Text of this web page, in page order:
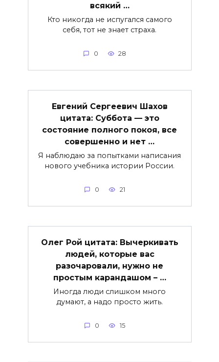
всякий …
Кто никогда не испугался самого
себя, тот не знает страха.
0 28
Евгений Сергеевич Шахов
цитата: Суббота — это
состояние полного покоя, все
совершенно и нет …
Я наблюдаю за попытками написания
нового учебника истории России.
0 21
Олег Рой цитата: Вычеркивать
людей, которые вас
разочаровали, нужно не
простым карандашом – …
Иногда люди слишком много
думают, а надо просто жить.
0 15